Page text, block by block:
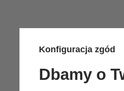
Konfiguracja zgód
Dbamy o